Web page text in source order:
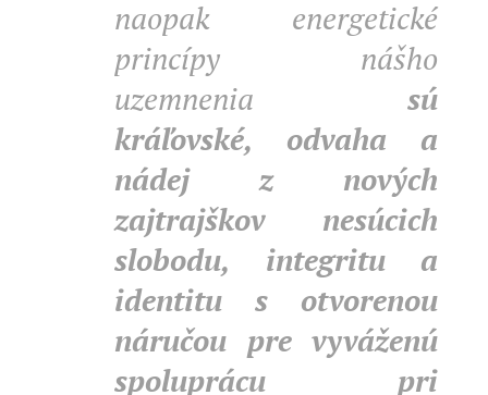
naopak energetické
princípy nášho
uzemnenia sú
kráľovské, odvaha a
nádej z nových
zajtrajškov nesúcich
slobodu, integritu a
identitu s otvorenou
náručou pre vyváženú
spoluprácu pri